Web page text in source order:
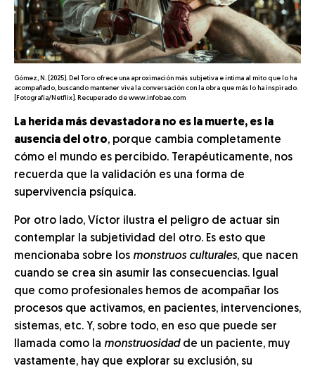
Gómez, N. (2025). Del Toro ofrece una aproximación más subjetiva e íntima al mito que lo ha
acompañado, buscando mantener viva la conversación con la obra que más lo ha inspirado.
[Fotografía/Netflix]. Recuperado de www.infobae.com
La herida más devastadora no es la muerte, es la
ausencia del otro, porque cambia completamente
cómo el mundo es percibido. Terapéuticamente, nos
recuerda que la validación es una forma de
supervivencia psíquica.
Por otro lado, Víctor ilustra el peligro de actuar sin
contemplar la subjetividad del otro. Es esto que
mencionaba sobre los monstruos culturales, que nacen
cuando se crea sin asumir las consecuencias. Igual
que como profesionales hemos de acompañar los
procesos que activamos, en pacientes, intervenciones,
sistemas, etc. Y, sobre todo, en eso que puede ser
llamada como la monstruosidadde un paciente, muy
vastamente, hay que explorar su exclusión, su